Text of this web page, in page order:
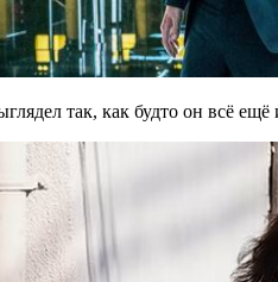
так, как будто он всё